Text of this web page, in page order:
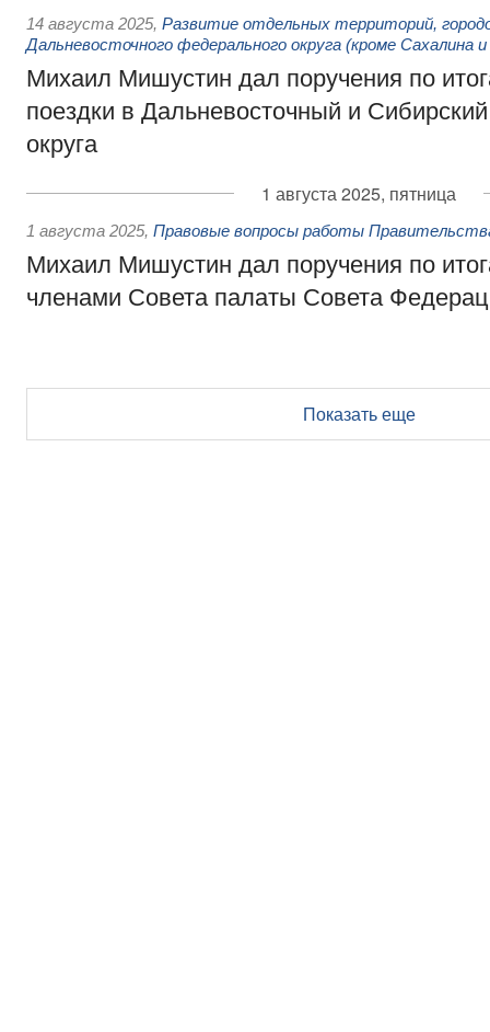
14 августа 2025, Развитие отдельных территорий,
Дальневосточного федерального округа (кроме Сахалина
Михаил Мишустин дал поручения по
поездки в Дальневосточный и
округа
1 августа 2025, пятница
1 августа 2025, Правовые вопросы работы
Михаил Мишустин дал поручения по
членами Совета палаты Совета
Показать еще